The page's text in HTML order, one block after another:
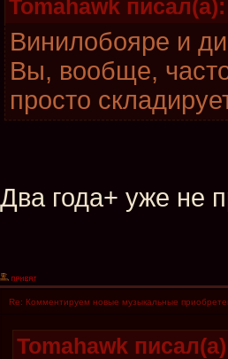
Tomahawk писал(а):
Винилобояре и
Вы, вообще,
просто
Два года+ уже не
Re: Комментируем новые музыкальные
Tomahawk